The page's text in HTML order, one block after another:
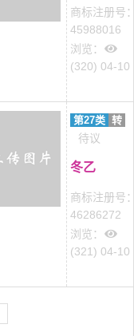
商标注册号
45988016
浏览：
(320) 04-10
第27类 转
待议
冬乙
商标注册号
46286272
浏览：
(321) 04-10